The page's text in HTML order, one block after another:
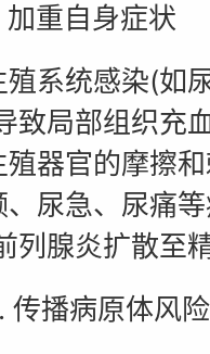
自身症状
统感染(如尿
致局部组织充
殖器官的摩擦
、尿急、尿痛
列腺炎扩散至
病原体风险